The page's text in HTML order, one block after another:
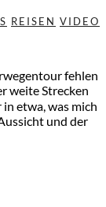
REISEN VIDEO
fehlen
weite Strecken
etwa, was mich
und der